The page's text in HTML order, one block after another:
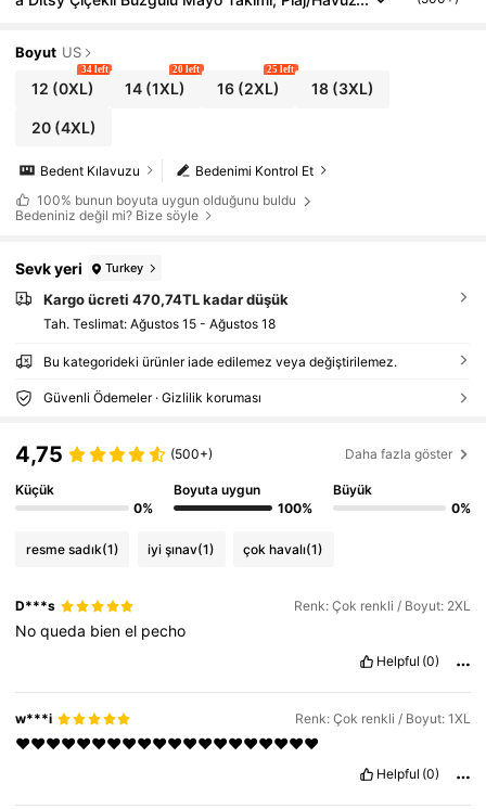
Boyut US
12 (0XL)
34 left
14 (1XL)
20 left
16(2XL)
25 left
18(3XL)
20(4XL)
Bedenimi Kontrol Et
Bedent Kılavuzu
100% bunun boyuta uygun olduğunu buldu
Bedeniniz değil mi? Bize söyle
Sevk yeri Turkey
Kargo ücreti 470,74TL kadar düşük
Tah. Teslimat: Ağustos 15 - Ağustos 18
Bu kategorideki ürünler iade edilemez veya değiştirilemez.
Güvenli Ödemeler · Gizlilik koruması
4,75 (500+) Daha fazla göster
Küçük
0%
Boyuta uygun
100%
Büyük
0%
resme sadık(1) iyi şınav(1) çok havalı(1)
D***s Renk: Çok renkli / Boyut: 2XL
Noqueda bienel pecho
Helpful (0)
w***i Renk: Çok renkli / Boyut: 1XL
❤️❤️❤️❤️❤️❤️❤️❤️❤️❤️❤️❤️❤️❤️❤️❤️❤️❤️❤️❤️
Helpful (0)